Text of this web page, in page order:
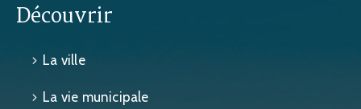
Découvrir
La ville
La vie municipale